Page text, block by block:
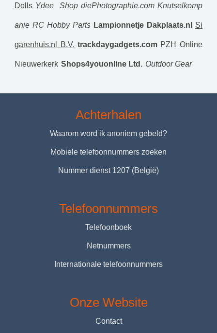
Dolls Ydee Shop diePhotographie.com Knutselkomp
anie RC Hobby Parts Lampionnetje Dakplaats.nl Si
garenhuis.nl B.V. trackdaygadgets.com PZH Online
Nieuwerkerk Shops4youonline Ltd. Outdoor Gear
Achterhalen
Waarom word ik anoniem gebeld?
Mobiele telefoonnummers zoeken
Nummer dienst 1207 (België)
Telefoonnummers
Telefoonboek
Netnummers
Internationale telefoonnummers
Onze Website
Contact